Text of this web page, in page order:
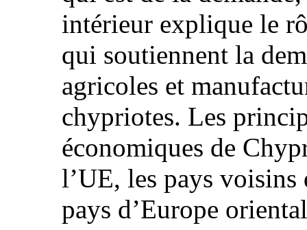
intérieur explique le
qui soutiennent la
agricoles et
chypriotes. Les
économiques de
l’UE, les pays
pays d’Europe